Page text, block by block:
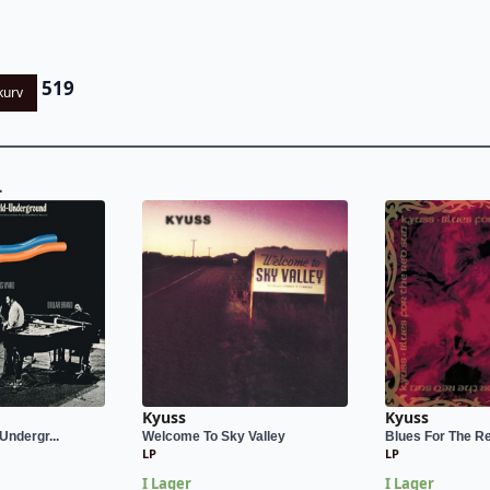
519
Kyuss
Welcome To Sky Valley
LP
I Lager
Kyuss
Blues For The
LP
I Lager